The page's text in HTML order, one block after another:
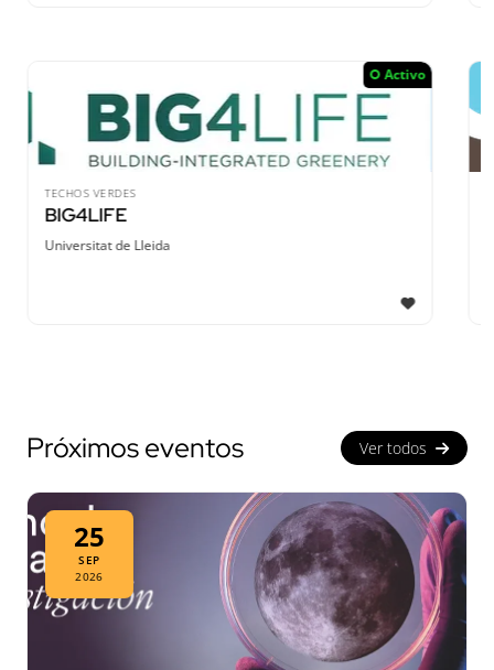
Activo
RED EUROPEA
European Citizen Science (ECS)
European Citizen Science Association (ECSA)
Próximos eventos Ver todos
25
SEP
2026